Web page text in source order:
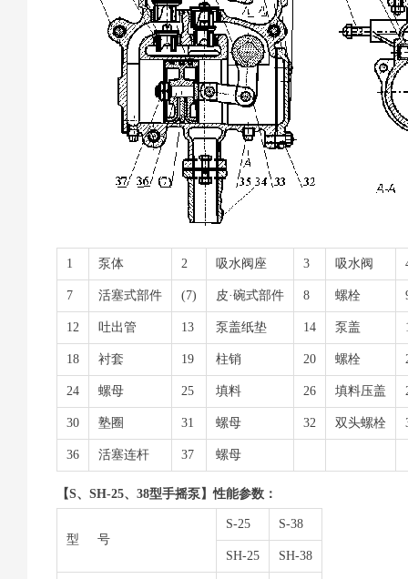
1 泵体 2 吸水阀座 3 吸水阀
7 活塞式部件 (7) 皮·碗式部件 8 螺栓
12 吐出管 13 泵盖纸垫 14 泵盖
18 衬套 19 柱销 20 螺栓
24 螺母 25 填料 26 填料压盖
30 塾圈 31 螺母 32 双头螺栓
36 活塞连杆 37 螺母
【S、SH-25、38型手摇泵】性能参数：
型 号
S-25 S-38
SH-25 SH-38